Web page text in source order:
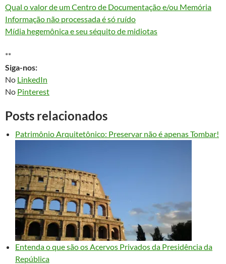
Qual o valor de um Centro de Documentação e/ou Memória
Informação não processada é só ruído
Mídia hegemônica e seu séquito de midiotas
**
Siga-nos:
No LinkedIn
No Pinterest
Posts relacionados
Patrimônio Arquitetônico: Preservar não é apenas Tombar!
Entenda o que são os Acervos Privados da Presidência da
República